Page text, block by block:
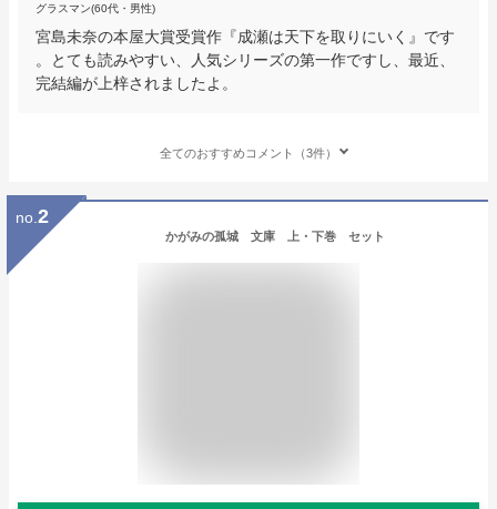
グラスマン(60代・男性)
宮島未奈の本屋大賞受賞作『成瀬は天下を取りにいく』です
。とても読みやすい、人気シリーズの第一作ですし、最近、
完結編が上梓されましたよ。
全てのおすすめコメント（3件）
no. 2
かがみの孤城 文庫 上・下巻 セット